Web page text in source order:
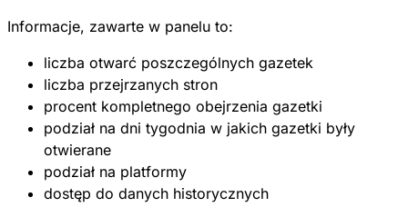
Informacje, zawarte w panelu to:
liczba otwarć poszczególnych gazetek
liczba przejrzanych stron
procent kompletnego obejrzenia gazetki
podział na dni tygodnia w jakich gazetki były
otwierane
podział na platformy
dostęp do danych historycznych